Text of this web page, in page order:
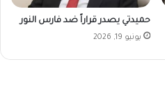
حميدتي يصدر قراراً ضد فارس النور
يونيو 19, 2026